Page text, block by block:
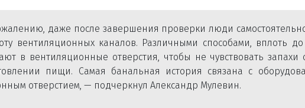
даже после завершения проверки люди
вентиляционных каналов. Различными способами, вплоть
в вентиляционные отверстия, чтобы не чувствовать запахи
пищи. Самая банальная история связана с
отверстием, — подчеркнул Александр Мулевин.